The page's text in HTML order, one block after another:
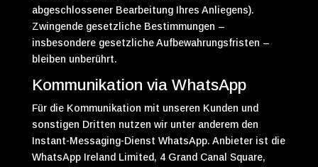
abgeschlossener Bearbeitung Ihres Anliegens).
Zwingende gesetzliche Bestimmungen –
insbesondere gesetzliche Aufbewahrungsfristen –
bleiben unberührt.
Kommunikation via WhatsApp
Für die Kommunikation mit unseren Kunden und
sonstigen Dritten nutzen wir unter anderem den
Instant-Messaging-Dienst WhatsApp. Anbieter ist die
WhatsApp Ireland Limited, 4 Grand Canal Square,